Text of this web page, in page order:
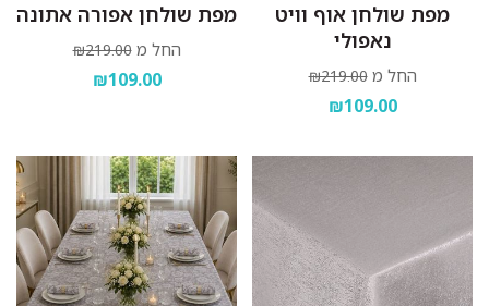
מפת שולחן אוף וויט
נאפולי
החל מ ₪219.00
₪109.00
מפת שולחן אפורה אתונה
החל מ ₪219.00
₪109.00